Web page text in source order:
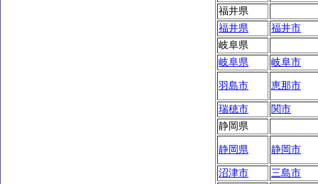
福井県
福井県
福井市
岐阜県
岐阜県
岐阜市
羽島市 恵那市
瑞穂市
関市
静岡県
静岡県 静岡市
沼津市
三島市